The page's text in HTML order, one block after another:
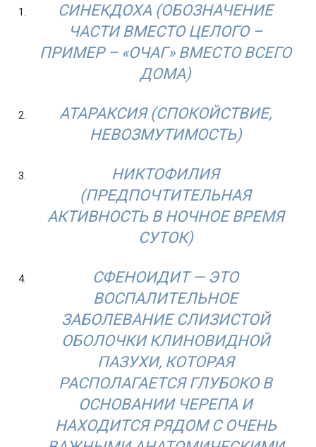
СИНЕКДОХА (ОБОЗНАЧЕНИЕ
ЧАСТИ ВМЕСТО ЦЕЛОГО –
ПРИМЕР – «ОЧАГ» ВМЕСТО ВСЕГО
ДОМА)
АТАРАКСИЯ (СПОКОЙСТВИЕ,
НЕВОЗМУТИМОСТЬ)
НИКТОФИЛИЯ
(ПРЕДПОЧТИТЕЛЬНАЯ
АКТИВНОСТЬ В НОЧНОЕ ВРЕМЯ
СУТОК)
СФЕНОИДИТ — ЭТО
ВОСПАЛИТЕЛЬНОЕ
ЗАБОЛЕВАНИЕ СЛИЗИСТОЙ
ОБОЛОЧКИ КЛИНОВИДНОЙ
ПАЗУХИ, КОТОРАЯ
РАСПОЛАГАЕТСЯ ГЛУБОКО В
ОСНОВАНИИ ЧЕРЕПА И
НАХОДИТСЯ РЯДОМ С ОЧЕНЬ